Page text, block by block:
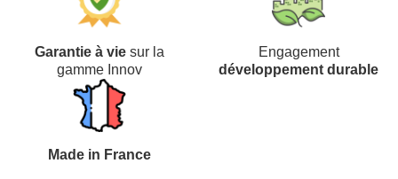
Garantie à vie sur la
gamme Innov
Engagement
développement durable
Made in France